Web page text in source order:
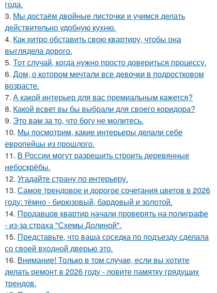
года.
3. Мы достаём двойные листочки и учимся делать
действительно удобную кухню.
4. Как хитро обставить свою квартиру, чтобы она
выглядела дорого.
5. Тот случай, когда нужно просто довериться процессу.
6. Дом, о котором мечтали все девочки в подростковом
возрасте.
7. А какой интерьер для вас премиальным кажется?
8. Какой всвет вы бы выбрали для своего коридора?
9. Это вам за то, что богу не молитесь.
10. Мы посмотрим, какие интерьеры делали себе
европейцы из прошлого.
11. В России могут разрешить строить деревянные
небоскрёбы.
12. Угадайте страну по интерьеру.
13. Самое трендовое и дорогое сочетания цветов в 2026
году: тёмно - бирюзовый, бардовый и золотой.
14. Продавцов квартир начали проверять на полиграфе
- из-за страха "Схемы Долиной".
15. Представьте, что ваша соседка по подъезду сделала
со своей входной дверью это.
16. Внимание! Только в том случае, если вы хотите
делать ремонт в 2026 году - ловите памятку грядущих
трендов.